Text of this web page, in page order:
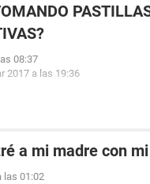
08:37
2017 a las 19:36
a mi madre con
las 01:02